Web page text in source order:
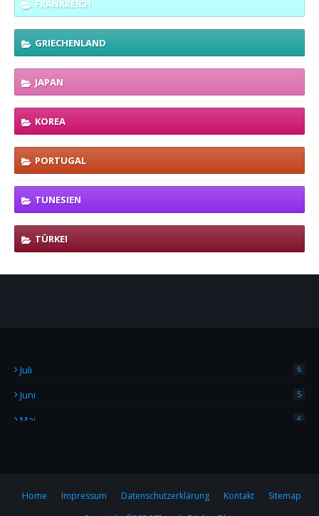
FRANKREICH
GRIECHENLAND
JAPAN
KOREA
PORTUGAL
TUNESIEN
TÜRKEI
Juli 6
Juni 5
Mai 6
Februar 7
Home Impressum Datenschutzerklärung Kontakt
Sitemap